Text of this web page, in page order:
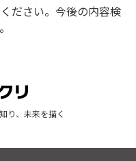
ださい。今後の内容検
り、未来を描く